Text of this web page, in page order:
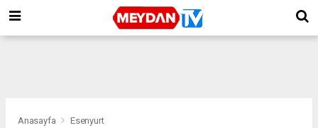
Anasayfa Esenyurt